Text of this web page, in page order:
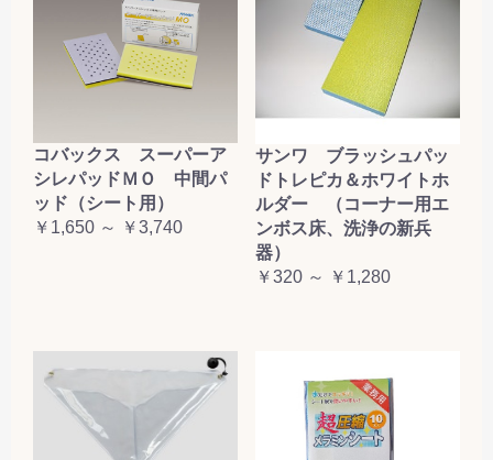
コバックス スーパーア
シレパッドＭＯ 中間パ
ッド（シート用）
￥1,650 ～ ￥3,740
サンワ ブラッシュパッ
ドトレピカ＆ホワイトホ
ルダー （コーナー用エ
ンボス床、洗浄の新兵
器）
￥320 ～ ￥1,280